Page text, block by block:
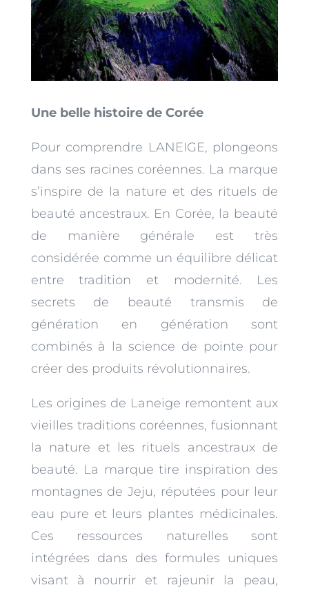
Une belle histoire de Corée
Pour comprendre LANEIGE, plongeons
dans ses racines coréennes. La marque
s’inspire de la nature et des rituels de
beauté ancestraux. En Corée, la beauté
de manière générale est très
considérée comme un équilibre délicat
entre tradition et modernité. Les
secrets de beauté transmis de
génération en génération sont
combinés à la science de pointe pour
créer des produits révolutionnaires.
Les origines de Laneige remontent aux
vieilles traditions coréennes, fusionnant
la nature et les rituels ancestraux de
beauté. La marque tire inspiration des
montagnes de Jeju, réputées pour leur
eau pure et leurs plantes médicinales.
Ces ressources naturelles sont
intégrées dans des formules uniques
visant à nourrir et rajeunir la peau,